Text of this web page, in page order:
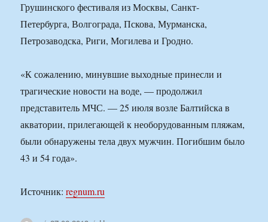
Грушинского фестиваля из Москвы, Санкт-
Петербурга, Волгограда, Пскова, Мурманска,
Петрозаводска, Риги, Могилева и Гродно.
«К сожалению, минувшие выходные принесли и
трагические новости на воде, — продолжил
представитель МЧС. — 25 июля возле Балтийска в
акватории, прилегающей к необорудованным пляжам,
были обнаружены тела двух мужчин. Погибшим было
43 и 54 года».
Источник:regnum.ru